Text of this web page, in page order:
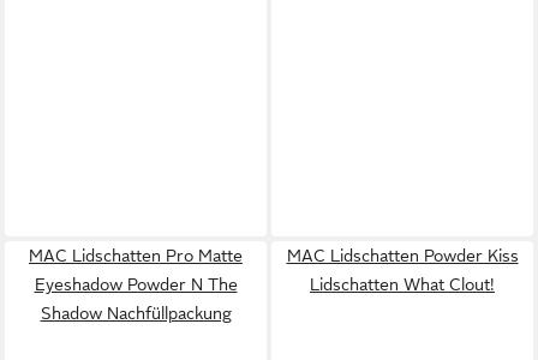
MAC Lidschatten Pro Matte
Eyeshadow Powder N The
Shadow Nachfüllpackung
MAC Lidschatten Powder Kiss
Lidschatten What Clout!